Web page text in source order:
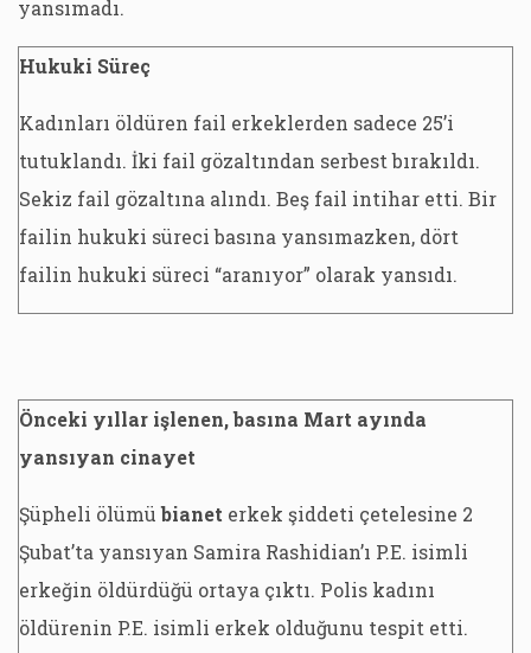
yansımadı.
Hukuki Süreç
Kadınları öldüren fail erkeklerden sadece 25’i
tutuklandı. İki fail gözaltından serbest bırakıldı.
Sekiz fail gözaltına alındı. Beş fail intihar etti. Bir
failin hukuki süreci basına yansımazken, dört
failin hukuki süreci “aranıyor” olarak yansıdı.
Önceki yıllar işlenen, basına Mart ayında
yansıyan cinayet
Şüpheli ölümübianet erkek şiddeti çetelesine 2
Şubat’ta yansıyan Samira Rashidian’ı P.E. isimli
erkeğin öldürdüğü ortaya çıktı. Polis kadını
öldürenin P.E. isimli erkek olduğunu tespit etti.